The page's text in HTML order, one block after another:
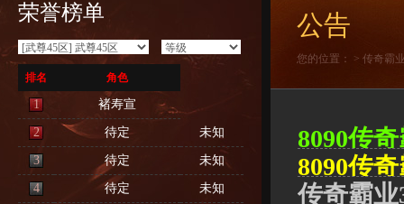
荣誉榜单
排名 角色
1 褚寿宣
2 待定 未知
3 待定 未知
4 待定 未知
公告
您的位置： > 传奇霸
8090传
8090传
传奇霸